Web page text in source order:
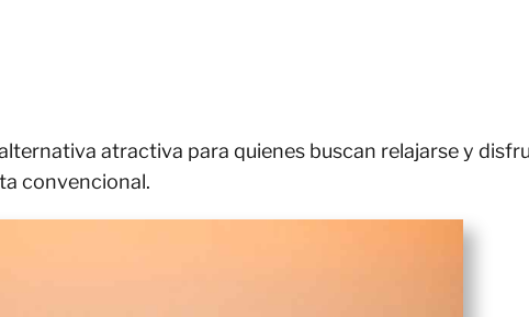
atractiva para quienes buscan relajarse y
convencional.